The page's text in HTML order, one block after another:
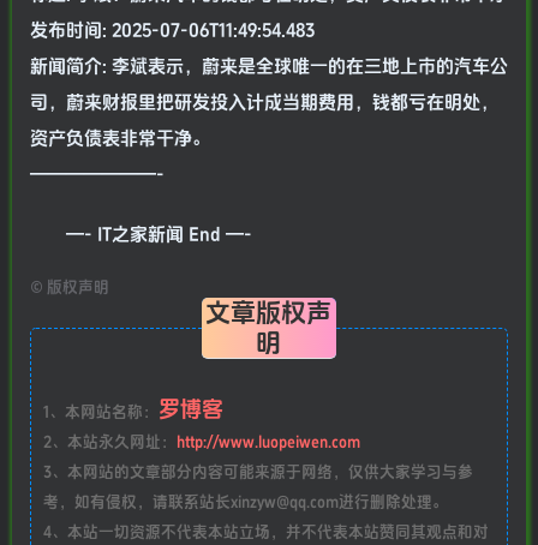
发布时间: 2025-07-06T11:49:54.483
新闻简介: 李斌表示，蔚来是全球唯一的在三地上市的汽车公
司，蔚来财报里把研发投入计成当期费用，钱都亏在明处，
资产负债表非常干净。
———————-
—- IT之家新闻 End —-
© 版权声明
文章版权声
明
1、本网站名称： 罗博客
2、本站永久网址：
http://www.luopeiwen.com
3、本网站的文章部分内容可能来源于网络，仅供大家学习与参
考，如有侵权，请联系站长xinzyw@qq.com进行删除处理。
4、本站一切资源不代表本站立场，并不代表本站赞同其观点和对